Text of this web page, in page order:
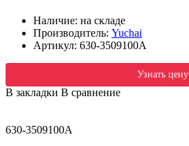
Наличие: на складе
Производитель: Yuchai
Артикул: 630-3509100A
Узнать цену
В закладки В сравнение
630-3509100A